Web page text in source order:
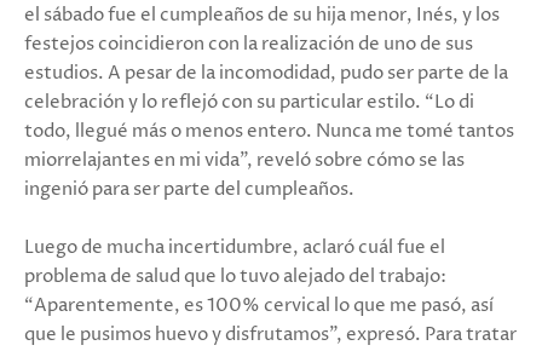
el sábado fue el cumpleaños de su hija menor, Inés, y los
festejos coincidieron con la realización de uno de sus
estudios. A pesar de la incomodidad, pudo ser parte de la
celebración y lo reflejó con su particular estilo. “Lo di
todo, llegué más o menos entero. Nunca me tomé tantos
miorrelajantes en mi vida”, reveló sobre cómo se las
ingenió para ser parte del cumpleaños.
Luego de mucha incertidumbre, aclaró cuál fue el
problema de salud que lo tuvo alejado del trabajo:
“Aparentemente, es 100% cervical lo que me pasó, así
que le pusimos huevo y disfrutamos”, expresó. Para tratar